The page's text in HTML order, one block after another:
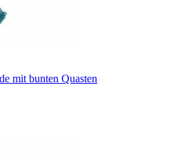
mit bunten Quasten